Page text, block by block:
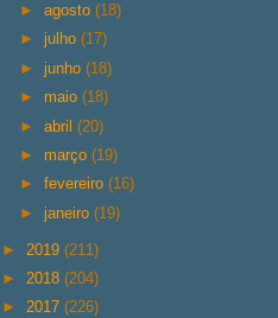
►agosto(18)
►julho(17)
►junho(18)
► maio(18)
►abril(20)
► março(19)
►fevereiro(16)
►janeiro(19)
► 2019 (211)
► 2018 (204)
► 2017 (226)